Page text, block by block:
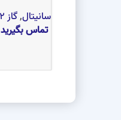
سانیتال,گاز R22
تماس بگیرید